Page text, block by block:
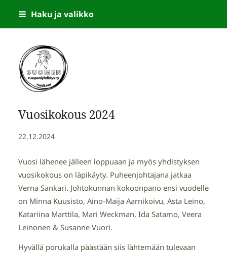
Siirry
Haku ja valikko
Suomen Russponiyhdistys
Vuosikokous 2024
22.12.2024
Vuosi lähenee jälleen loppuaan ja myös yhdistyksen
vuosikokous on läpikäyty. Puheenjohtajana jatkaa
Verna Sankari. Johtokunnan kokoonpano ensi vuodelle
on Minna Kuusisto, Aino-Maija Aarnikoivu, Asta Leino,
Katariina Marttila, Mari Weckman, Ida Satamo, Veera
Leinonen & Susanne Vuori.
Hyvällä porukalla päästään siis lähtemään tulevaan